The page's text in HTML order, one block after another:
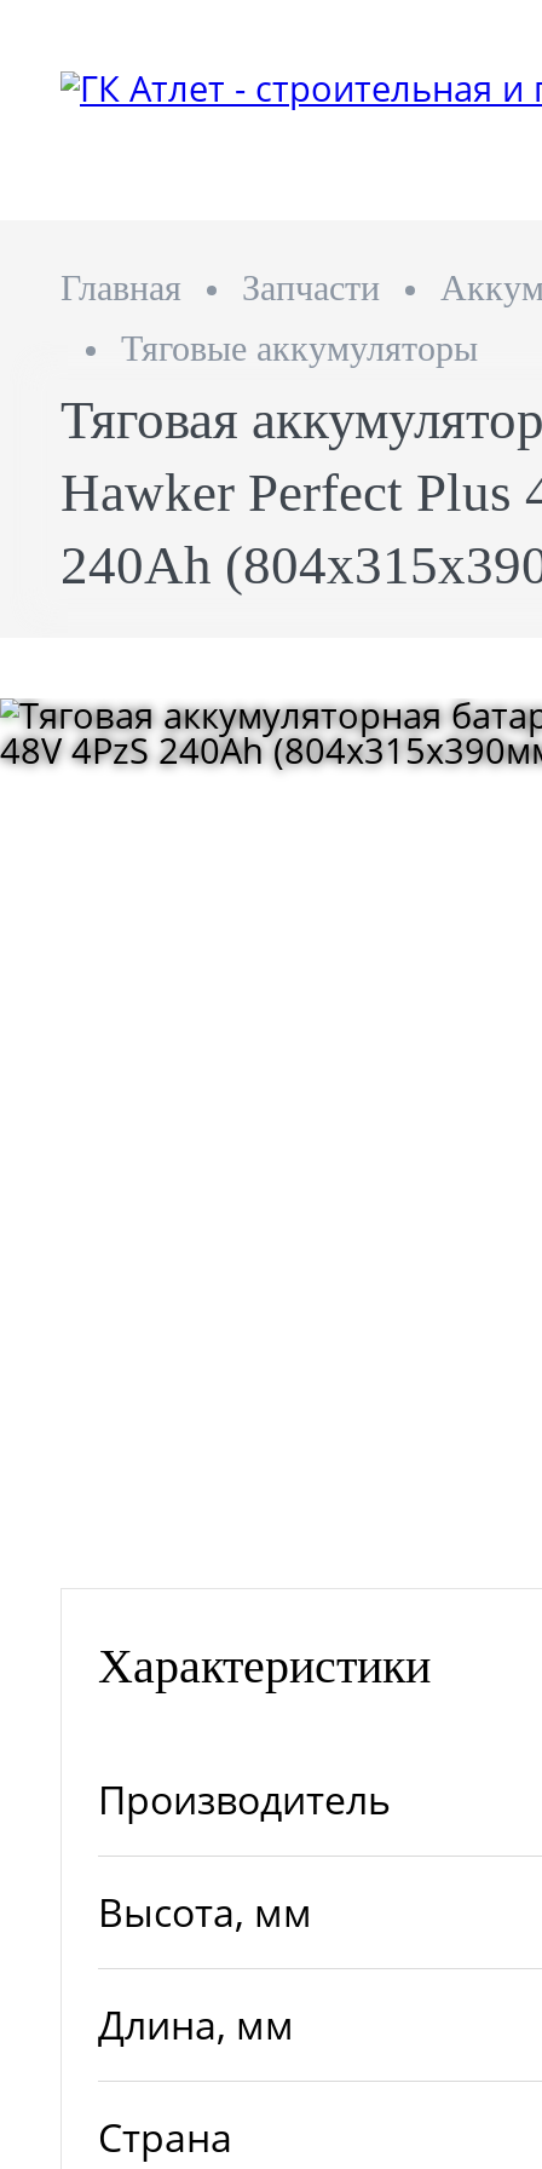
Главная Запчасти
Тяговые аккумуляторы
Тяговая
Hawker Perfect Plus
240Ah
Характеристики
Производитель
Высота, мм
Длина, мм
Страна